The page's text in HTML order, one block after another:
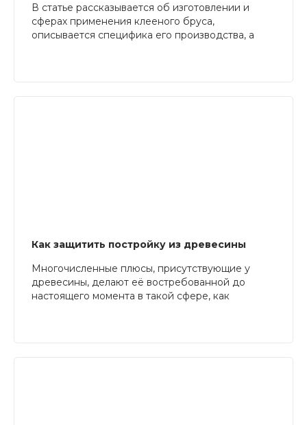
В статье рассказывается об изготовлении и
сферах применения клееного бруса,
описывается специфика его производства, а
Как защитить постройку из древесины
Многочисленные плюсы, присутствующие у
древесины, делают её востребованной до
настоящего момента в такой сфере, как